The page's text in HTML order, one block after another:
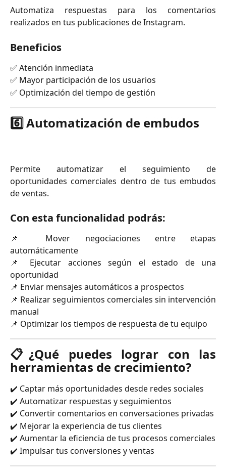
Automatiza respuestas para los comentarios
realizados en tus publicaciones de Instagram.
Beneficios
✅ Atención inmediata
✅ Mayor participación de los usuarios
✅ Optimización del tiempo de gestión
6️⃣ Automatización de embudos
Permite automatizar el seguimiento de
oportunidades comerciales dentro de tus embudos
de ventas.
Con esta funcionalidad podrás:
📌 Mover negociaciones entre etapas
automáticamente
📌 Ejecutar acciones según el estado de una
oportunidad
📌 Enviar mensajes automáticos a prospectos
📌 Realizar seguimientos comerciales sin intervención
manual
📌 Optimizar los tiempos de respuesta de tu equipo
📋¿Qué puedes lograr con las
herramientas de crecimiento?
✔️ Captar más oportunidades desde redes sociales
✔️ Automatizar respuestas y seguimientos
✔️ Convertir comentarios en conversaciones privadas
✔️ Mejorar la experiencia de tus clientes
✔️ Aumentar la eficiencia de tus procesos comerciales
✔️ Impulsar tus conversiones y ventas